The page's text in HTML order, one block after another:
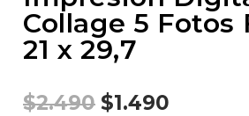
Collage 5 Fotos
21 x 29,7
$2.490 $1.490